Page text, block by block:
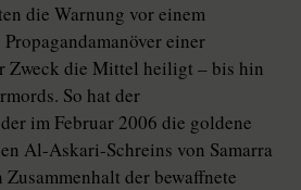
die Warnung vor einem
einer
Zweck die Mittel heiligt – bis hin
So hat der
im Februar 2006 die goldene
Al-Askari-Schreins von Samarra
der bewaffnete